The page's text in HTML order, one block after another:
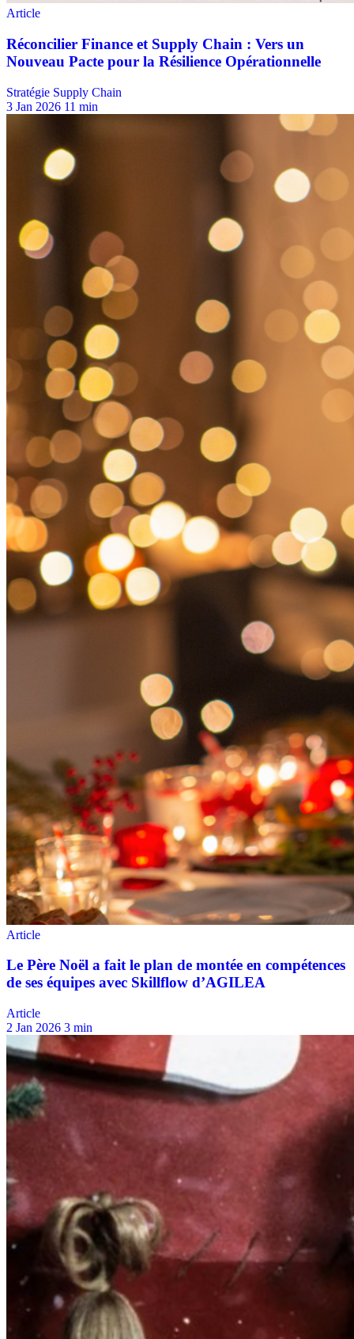
Stratégie Supply Chain
3 Jan 2026 11 min
Article
2 Jan 2026 3 min